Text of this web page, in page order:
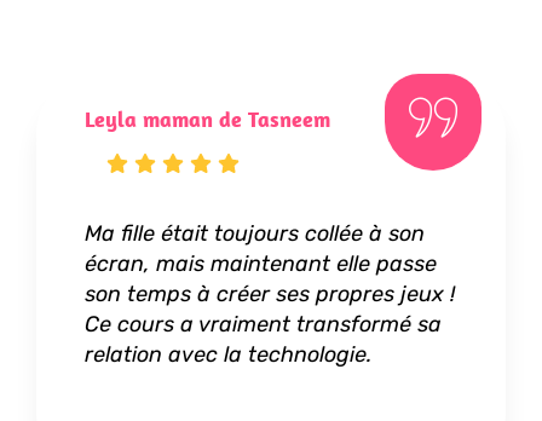
Leyla maman de Tasneem
Ma fille était toujours collée à son
écran, mais maintenant elle passe
son temps à créer ses propres jeux !
Ce cours a vraiment transformé sa
relation avec la technologie.